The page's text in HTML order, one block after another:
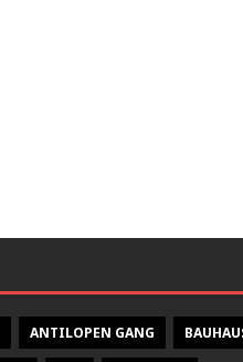
ANTILOPEN GANG